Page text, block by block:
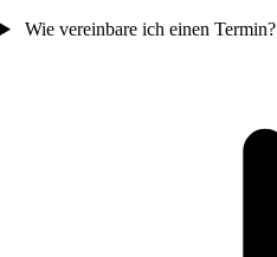
Wie vereinbare ich einen Termin?